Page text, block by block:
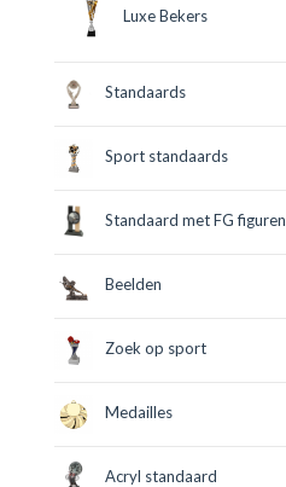
Luxe Bekers
Standaards
Sport standaards
Standaard met FG figuren
Beelden
Zoek op sport
Medailles
Acryl standaard